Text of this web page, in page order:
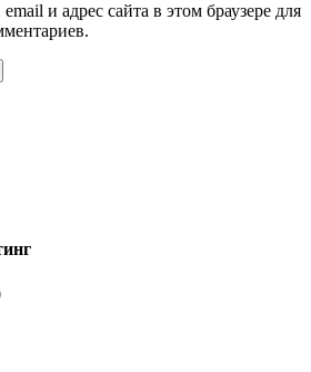
и адрес сайта в этом браузере для